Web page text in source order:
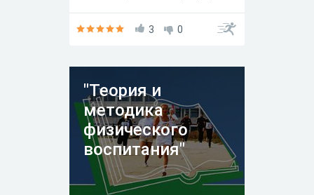
класс", базовый уровень, М.:
3 0
"Теория и
методика
физического
воспитания"